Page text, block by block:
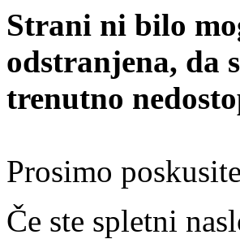
Strani ni bilo
odstranjena, da
trenutno
Prosimo
Če ste spletni